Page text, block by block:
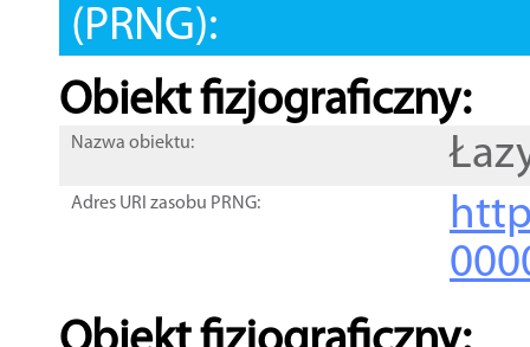
(PRNG):
Obiekt fizjograficzny:
Nazwa obiektu:
Adres URI zasobu PRNG: